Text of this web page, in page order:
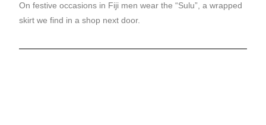
On festive occasions in Fiji men wear the “Sulu”, a wrapped
skirt we find in a shop next door.